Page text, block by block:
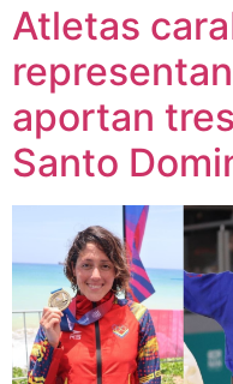
Atletas
aportan
Santo